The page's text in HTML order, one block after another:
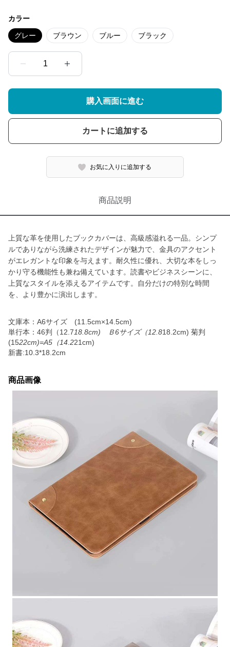
カラー
グレー ブラウン ブルー ブラック
1
購入画面に進む
カートに追加する
お気に入りに追加する
商品説明
上質な革を使用したブックカバーは、高級感溢れる一品。シンプ
ルでありながら洗練されたデザインが魅力で、金具のアクセント
がエレガントな印象を与えます。耐久性に優れ、大切な本をしっ
かり守る機能性も兼ね備えています。読書やビジネスシーンに、
上質なスタイルを添えるアイテムです。自分だけの特別な時間
を、より豊かに演出します。
文庫本：A6サイズ (11.5cm×14.5cm)
単行本：46判（12.718.8cm) Ｂ6サイズ（12.818.2cm) 菊判
(1522cm)=A5（14.221cm)
新書:10.3*18.2cm
商品画像